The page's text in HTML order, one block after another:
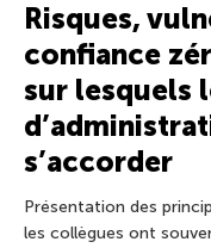
Risques,
confiance
sur lesquels
s’accorder
Présentation des
les collègues ont